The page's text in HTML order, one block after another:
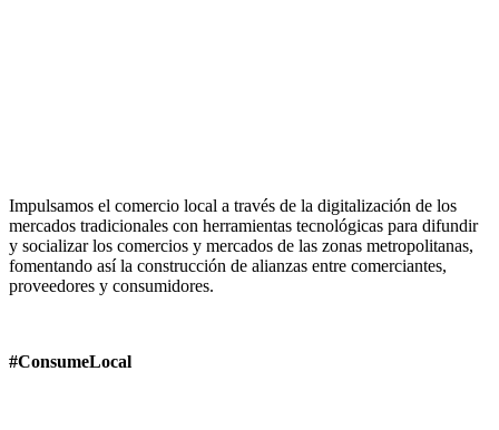
Impulsamos el comercio local a través de la digitalización de los
mercados tradicionales con herramientas tecnológicas para difundir
y socializar los comercios y mercados de las zonas metropolitanas,
fomentando así la construcción de alianzas entre comerciantes,
proveedores y consumidores.
#ConsumeLocal